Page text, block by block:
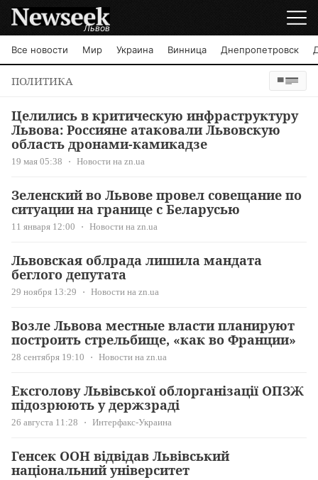
Львов
Все новости Мир Украина Винница Днепропетровск
ПОЛИТИКА
Целились в критическую инфраструктуру
Львова: Россияне атаковали Львовскую
область дронами-камикадзе
19 мая 05:38 Новости на zn.ua
Зеленский во Львове провел совещание по
ситуации на границе с Беларусью
11 января 12:00 Новости на zn.ua
Львовская облрада лишила мандата
беглого депутата
29 ноября 13:29 Новости на zn.ua
Возле Львова местные власти планируют
построить стрельбище, «как во Франции»
28 сентября 19:10 Новости на zn.ua
Ексголову Львівської облорганізації ОПЗЖ
підозрюють у держзраді
26 августа 11:28 Интерфакс-Украина
Генсек ООН відвідав Львівський
національний університет